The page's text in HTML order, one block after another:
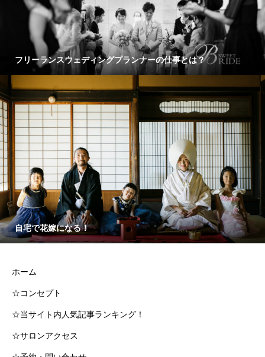
フリーランスウェディングプランナーの仕事とは？
自宅で花嫁になる！
ホーム
☆コンセプト
☆当サイト内人気記事ランキング！
☆サロンアクセス